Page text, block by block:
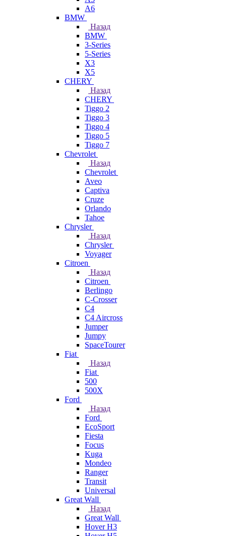
A6
BMW
Назад
BMW
3-Series
5-Series
X3
X5
CHERY
Назад
CHERY
Tiggo 2
Tiggo 3
Tiggo 4
Tiggo 5
Tiggo 7
Chevrolet
Назад
Chevrolet
Aveo
Captiva
Cruze
Orlando
Tahoe
Chrysler
Назад
Chrysler
Voyager
Citroen
Назад
Citroen
Berlingo
C-Crosser
C4
C4 Aircross
Jumper
Jumpy
SpaceTourer
Fiat
Назад
Fiat
500
500X
Ford
Назад
Ford
EcoSport
Fiesta
Focus
Kuga
Mondeo
Ranger
Transit
Universal
Great Wall
Назад
Great Wall
Hover H3